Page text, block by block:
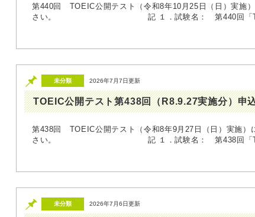
第440回 TOEIC公開テスト（令和8年10月25日（日）実施
さい。 記 １．試験名： 第440回「TOEIC
未分類 2026年7月7日更新
TOEIC公開テスト第438回（R8.9.27実施分）申
第438回 TOEIC公開テスト（令和8年9月27日（日）実施）
さい。 記 １．試験名： 第438回「TOEIC
未分類 2026年7月6日更新